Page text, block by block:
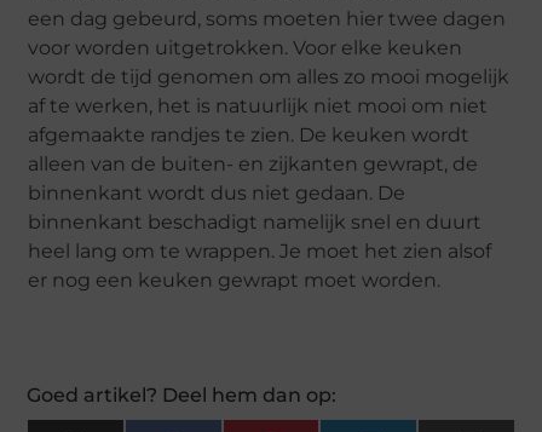
een dag gebeurd, soms moeten hier twee dagen
voor worden uitgetrokken. Voor elke keuken
wordt de tijd genomen om alles zo mooi mogelijk
af te werken, het is natuurlijk niet mooi om niet
afgemaakte randjes te zien. De keuken wordt
alleen van de buiten- en zijkanten gewrapt, de
binnenkant wordt dus niet gedaan. De
binnenkant beschadigt namelijk snel en duurt
heel lang om te wrappen. Je moet het zien alsof
er nog een keuken gewrapt moet worden.
Goed artikel? Deel hem dan op: